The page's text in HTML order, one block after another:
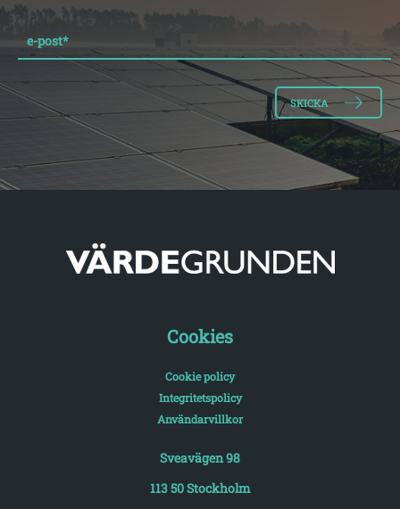
e-post*
Cookies
Cookie policy
Integritetspolicy
Användarvillkor
Sveavägen 98
113 50 Stockholm